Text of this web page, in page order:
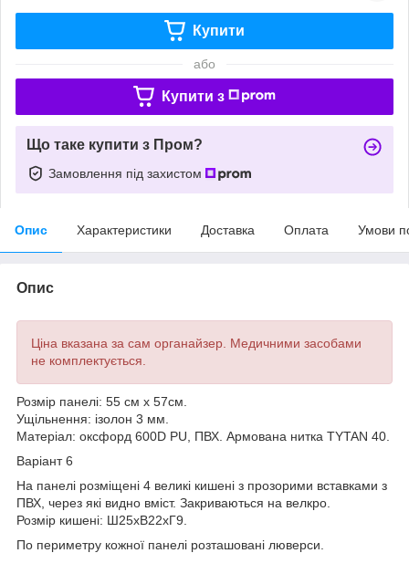
Купити
або
Купити з
Що таке купити з Пром?
Замовлення під захистом
Опис Характеристики Доставка Оплата Умови
Опис
Ціна вказана за сам органайзер. Медичними засобами
не комплектується.
Розмір панелі: 55 см х 57см.
Ущільнення: ізолон 3 мм.
Матеріал: оксфорд 600D PU, ПВХ. Армована нитка TYTAN 40.
Варіант 6
На панелі розміщені 4 великі кишені з прозорими вставками з
ПВХ, через які видно вміст. Закриваються на велкро.
Розмір кишені: Ш25хВ22хГ9.
По периметру кожної панелі розташовані люверси.